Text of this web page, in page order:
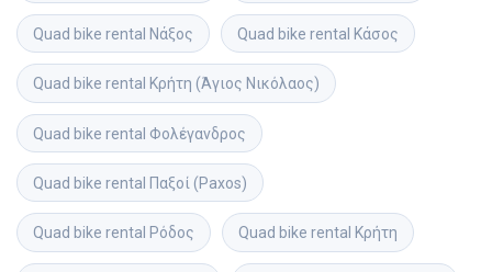
Quad bike rental Νάξος Quad bike rental Κάσος
Quad bike rental Κρήτη (Άγιος Νικόλαος)
Quad bike rental Φολέγανδρος
Quad bike rental Παξοί (Paxos)
Quad bike rental Ρόδος Quad bike rental Κρήτη